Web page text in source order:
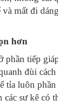
mất đi
hơn
phần tiếp
đùi
tỉa luôn
sư kê có